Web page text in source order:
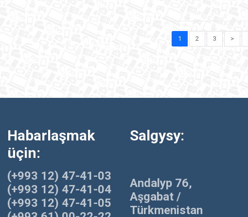
1 2 3 >
Habarlaşmak
üçin:
(+993 12) 47-41-03
(+993 12) 47-41-04
(+993 12) 47-41-05
Salgysy:
Andalyp 76,
Aşgabat /
Türkmenistan